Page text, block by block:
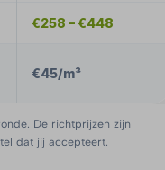
€258 – €448
€45/m³
De richtprijzen zijn
dat jij accepteert.